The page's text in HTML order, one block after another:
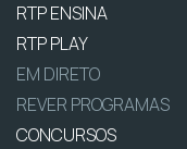
RTP ENSINA
RTP PLAY
EM DIRETO
REVER PROGRAMAS
CONCURSOS